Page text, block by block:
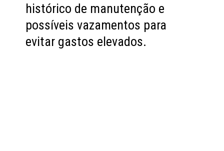
histórico de manutenção e
possíveis vazamentos para
evitar gastos elevados.